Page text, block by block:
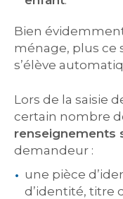
Bien
ménage, plus ce
s’élève
Lors de la saisie
certain nombre
renseignements
demandeur :
une pièce
d’identité, titre